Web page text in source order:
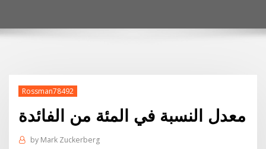
Rossman78492
معدل النسبة في المئة من الفائدة
by Mark Zuckerberg